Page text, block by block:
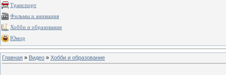
Транспорт
Фильмы и анимация
Хобби и образование
Юмор
Главная » Видео » Хобби и образование